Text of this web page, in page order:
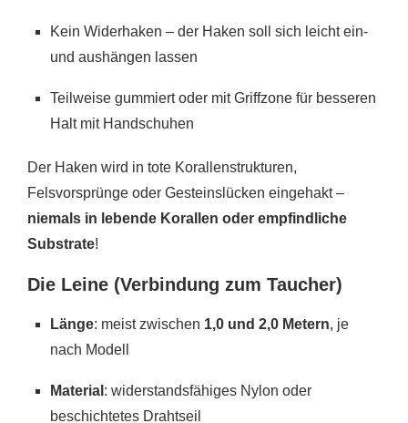
Kein Widerhaken – der Haken soll sich leicht ein-
und aushängen lassen
Teilweise gummiert oder mit Griffzone für besseren
Halt mit Handschuhen
Der Haken wird in tote Korallenstrukturen,
Felsvorsprünge oder Gesteinslücken eingehakt –
niemals in lebende Korallen oder empfindliche
Substrate!
Die Leine (Verbindung zum Taucher)
Länge: meist zwischen 1,0 und 2,0 Metern, je
nach Modell
Material : widerstandsfähiges Nylon oder
beschichtetes Drahtseil